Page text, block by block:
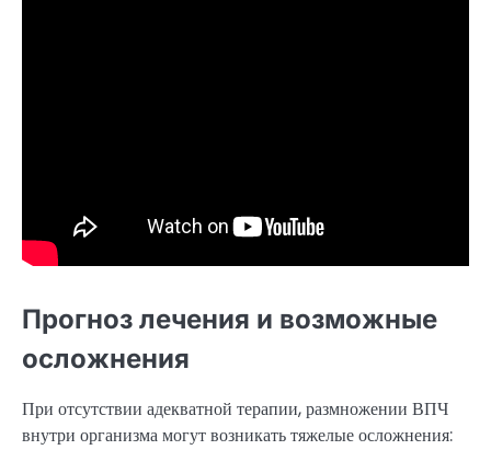
Прогноз лечения и возможные
осложнения
При отсутствии адекватной терапии, размножении ВПЧ
внутри организма могут возникать тяжелые осложнения: